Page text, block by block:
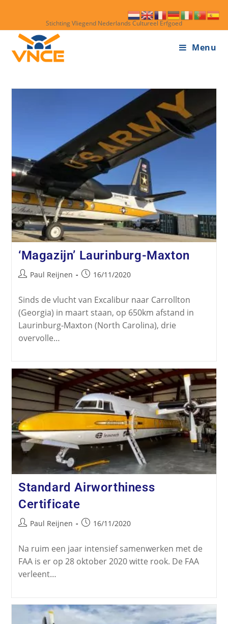
Stichting Vliegend Nederlands Cultureel Erfgoed
Menu
‘Magazijn’ Laurinburg-Maxton
Paul Reijnen 16/11/2020
Sinds de vlucht van Excalibur naar Carrollton
(Georgia) in maart staan, op 650km afstand in
Laurinburg-Maxton (North Carolina), drie
overvolle…
Standard Airworthiness
Certificate
Paul Reijnen 16/11/2020
Na ruim een jaar intensief samenwerken met de
FAA is er op 28 oktober 2020 witte rook. De FAA
verleent…